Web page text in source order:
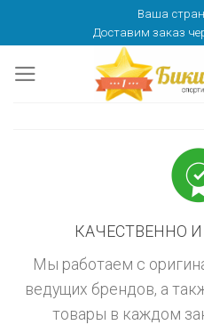
content
Ваша
Доставим заказ
КАЧЕСТВЕННО
Мы работаем с
ведущих брендов, а
товары в каждом